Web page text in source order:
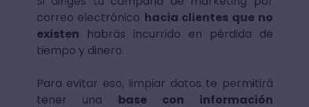
correo electrónico hacia clientes que no
existen habrás incurrido en pérdida de
tiempo y dinero.
Para evitar eso, limpiar datos te permitirá
tener una base con información